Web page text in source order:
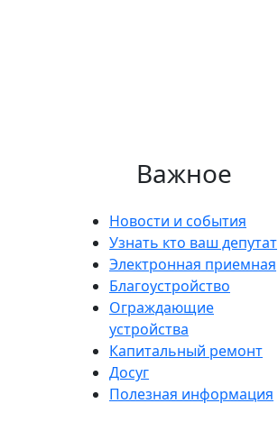
Важное
Новости и события
Узнать кто ваш депутат
Электронная приемная
Благоустройство
Ограждающие
устройства
Капитальный ремонт
Досуг
Полезная информация